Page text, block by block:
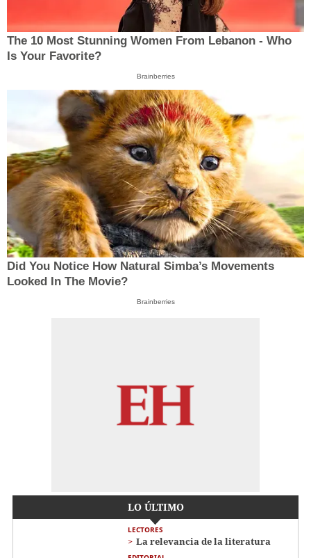
The 10 Most Stunning Women From Lebanon - Who
Is Your Favorite?
Brainberries
Did You Notice How Natural Simba’s Movements
Looked In The Movie?
Brainberries
LO ÚLTIMO
LECTORES
La relevancia de la literatura